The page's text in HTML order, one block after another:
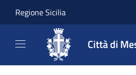
Regione Sicilia
Città di